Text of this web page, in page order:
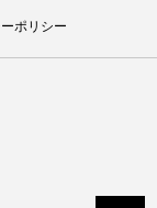
ポリシー